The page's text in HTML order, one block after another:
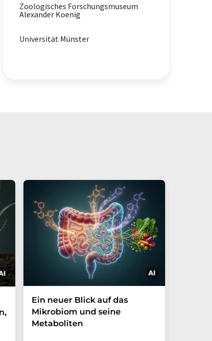
Zoologisches Forschungsmuseum
Alexander Koenig
Universität Münster
Ein neuer Blick auf das
Mikrobiom und seine
Metaboliten